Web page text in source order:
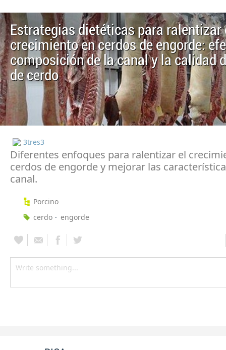
Estrategias dietéticas para ralentizar
crecimiento en cerdos de engorde:
composición de la canal y la calidad
de cerdo
3tres3
Diferentes enfoques para ralentizar el
cerdos de engorde y mejorar las
canal.
Porcino
cerdo
engorde